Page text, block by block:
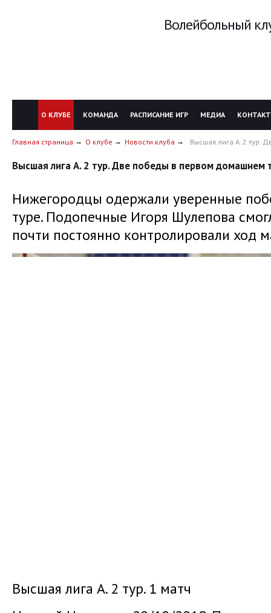
Волейбольный
О КЛУБЕ КОМАНДА РАСПИСАНИЕ ИГР МЕДИА
Главная страница О клубе Новости клуба Высшая лига А. 2 тур.
Высшая лига А. 2 тур. Две победы в первом домашнем
Нижегородцы одержали уверенные
туре. Подопечные Игоря Шулепова
почти постоянно контролировали ход
Высшая лига А. 2 тур. 1 матч